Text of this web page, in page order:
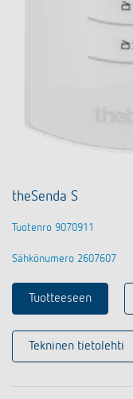
theSenda S
Tuotenro 9070911
Sähkönumero 2607607
Tuotteeseen
Tekninen tietolehti